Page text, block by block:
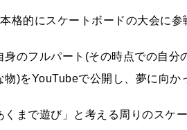
格的にスケートボードの大会に
身のフルパート(その時点での自
物)をYouTubeで公開し、夢に向か
くまで遊び」と考える周りのス